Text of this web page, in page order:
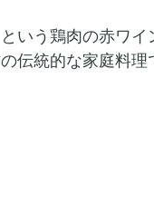
いう鶏肉の赤ワ
伝統的な家庭料